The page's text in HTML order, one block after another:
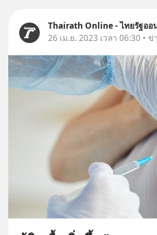
Thairath Online - ไทยรัฐออ
26 เม.ย. 2023 เวลา 06:30 • ข่